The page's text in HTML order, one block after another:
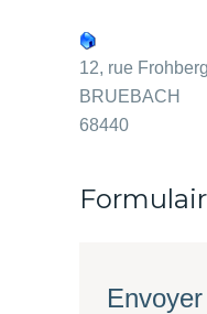
12, rue Frohberg
BRUEBACH
68440